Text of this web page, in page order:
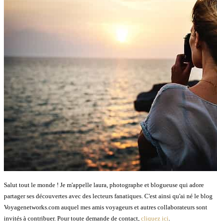
Salut tout le monde ! Je m'appelle laura, photographe et blogueuse qui adore
partager ses découvertes avec des lecteurs fanatiques. C'est ainsi qu'ai né le blog
Voyagenetworks.com auquel mes amis voyageurs et autres collaborateurs sont
invités à contribuer. Pour toute demande de contact, cliquez ici.